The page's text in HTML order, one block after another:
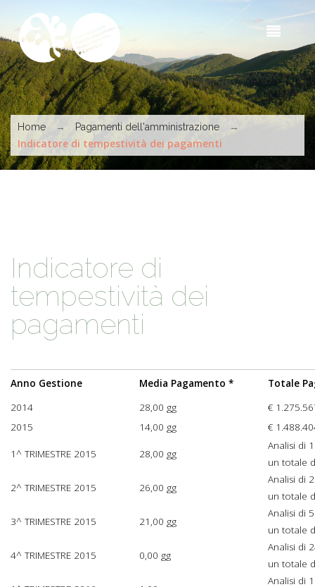
You are here
Home → Pagamenti dell'amministrazione
→
Indicatore di tempestività dei pagamenti
Indicatore di
tempestività dei
pagamenti
Anno Gestione Media Pagamento *
Totale
2014
28,00 gg
€
2015
14,00 gg €
1^ TRIMESTRE 2015 28,00 gg
Analisi di
un totale
2^ TRIMESTRE 2015
26,00 gg
Analisi di
un totale
3^ TRIMESTRE 2015
21,00 gg
Analisi di
un totale
4^ TRIMESTRE 2015
0,00 gg
Analisi di
un totale
Analisi di